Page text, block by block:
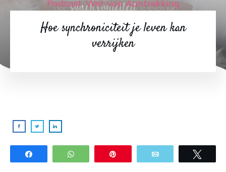
Podcast, Wet van Aantrekking
Hoe synchroniciteit je leven kan
verrijken
WhatsApp